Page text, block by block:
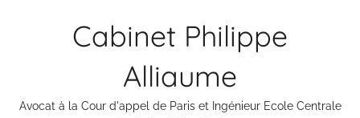
Cabinet Philippe
Alliaume
Avocat à la Cour d'appel de Paris et Ingénieur Ecole Centrale